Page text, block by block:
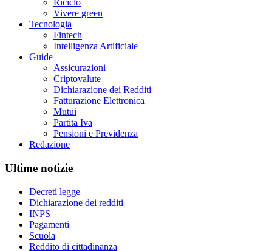
Riciclo
Vivere green
Tecnologia
Fintech
Intelligenza Artificiale
Guide
Assicurazioni
Criptovalute
Dichiarazione dei Redditi
Fatturazione Elettronica
Mutui
Partita Iva
Pensioni e Previdenza
Redazione
Ultime notizie
Decreti legge
Dichiarazione dei redditi
INPS
Pagamenti
Scuola
Reddito di cittadinanza